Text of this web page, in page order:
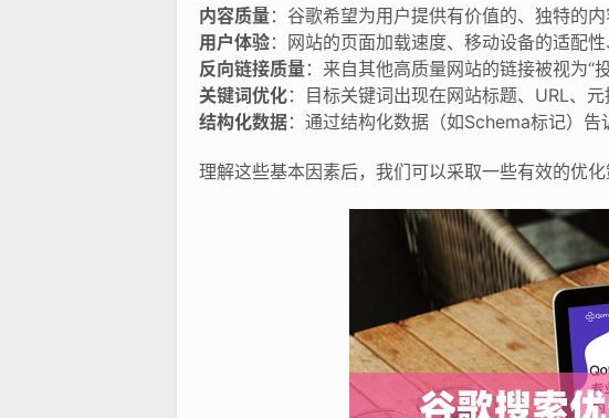
内容质量：谷歌希望为用户提供有价值的、独特的
用户体验：网站的页面加载速度、移动设备的适配
反向链接质量：来自其他高质量网站的链接被视为“
关键词优化：目标关键词出现在网站标题、URL、
结构化数据：通过结构化数据（如Schema标记）
理解这些基本因素后，我们可以采取一些有效的优化